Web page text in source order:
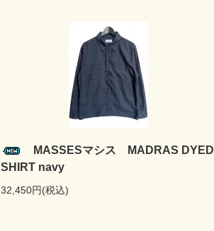
MASSESマシス MADRAS DYED
SHIRT navy
32,450円(税込)